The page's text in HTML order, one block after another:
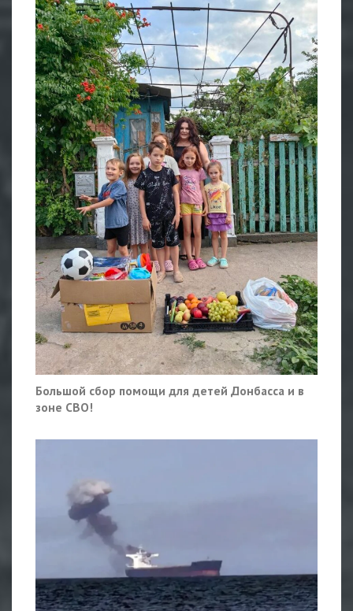
Большой сбор помощи для детей Донбасса и в
зоне СВО!